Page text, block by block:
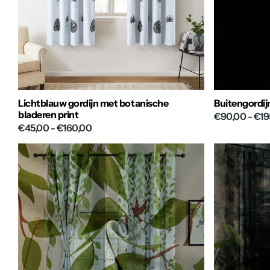
Lichtblauw gordijn met botanische
bladeren print
€45,00- €160,00
€90,00-